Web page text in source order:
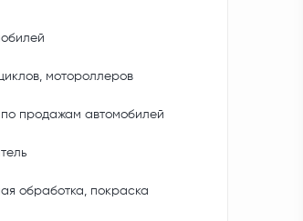
мотороллеров
по продажам автомобилей
обработка, покраска